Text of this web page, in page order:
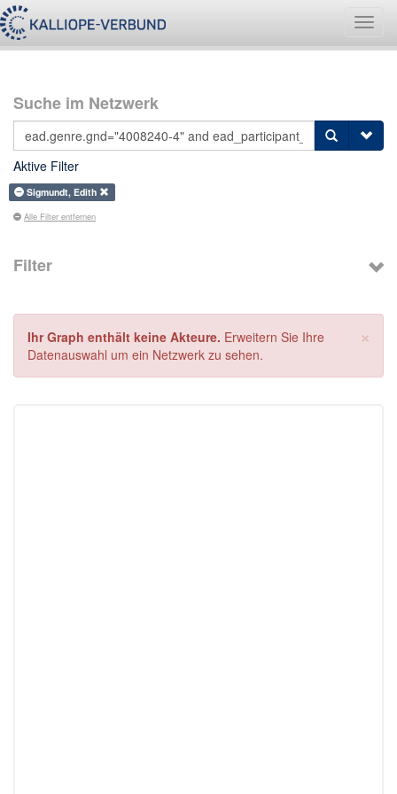
Suche im Netzwerk
Aktive Filter
Sigmundt, Edith
Alle Filter entfernen
Filter
×
Ihr Graph enthält keine Akteure. Erweitern Sie Ihre
Datenauswahl um ein Netzwerk zu sehen.